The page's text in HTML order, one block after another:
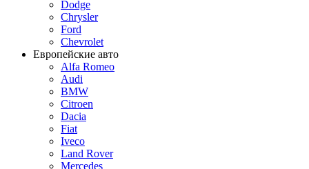
Dodge
Chrysler
Ford
Chevrolet
Европейские авто
Alfa Romeo
Audi
BMW
Citroen
Dacia
Fiat
Iveco
Land Rover
Mercedes